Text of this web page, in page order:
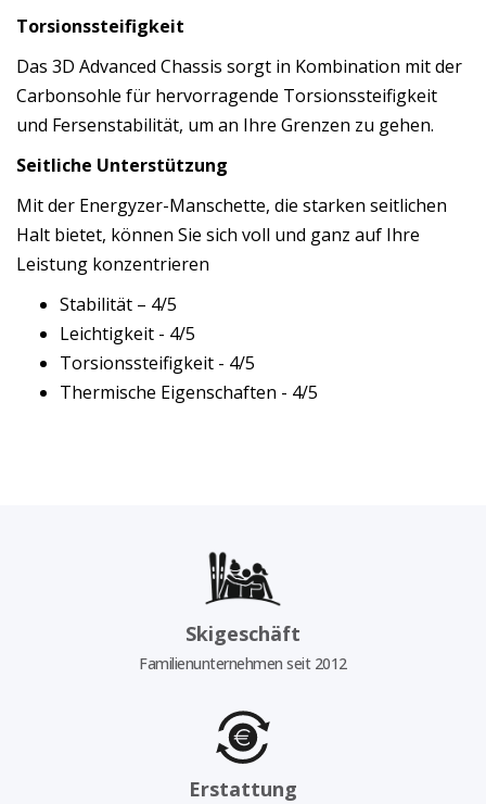
Torsionssteifigkeit
Das 3D Advanced Chassis sorgt in Kombination mit der
Carbonsohle für hervorragende Torsionssteifigkeit
und Fersenstabilität, um an Ihre Grenzen zu gehen.
Seitliche Unterstützung
Mit der Energyzer-Manschette, die starken seitlichen
Halt bietet, können Sie sich voll und ganz auf Ihre
Leistung konzentrieren
Stabilität – 4/5
Leichtigkeit - 4/5
Torsionssteifigkeit - 4/5
Thermische Eigenschaften - 4/5
Skigeschäft
Familienunternehmen seit 2012
Erstattung